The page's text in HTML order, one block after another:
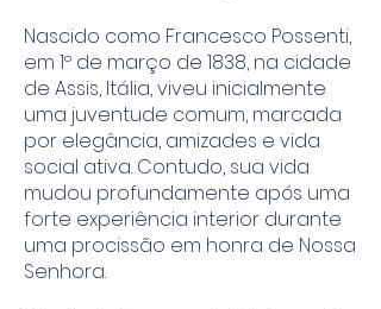
Nascido como Francesco Possenti,
em 1º de março de 1838, na cidade
de Assis, Itália, viveu inicialmente
uma juventude comum, marcada
por elegância, amizades e vida
social ativa. Contudo, sua vida
mudou profundamente após uma
forte experiência interior durante
uma procissão em honra de Nossa
Senhora.